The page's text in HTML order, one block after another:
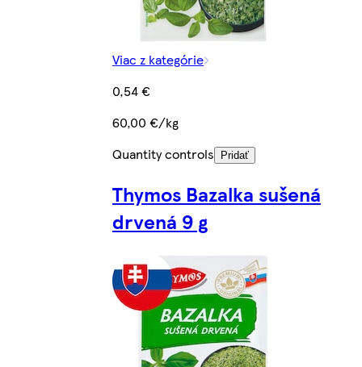
Viac z kategórie
0,54 €
60,00 €/kg
Quantity controls
Pridať
Thymos Bazalka sušená
drvená 9 g